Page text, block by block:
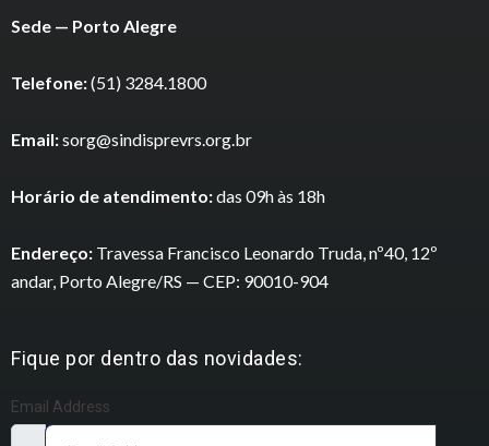
Sede — Porto Alegre
Telefone:(51) 3284.1800
Email:sorg@sindisprevrs.org.br
Horário de atendimento:das 09h às 18h
Endereço: Travessa Francisco Leonardo Truda, nº40, 12º
andar, Porto Alegre/RS — CEP: 90010-904
Fique por dentro das novidades:
Email Address